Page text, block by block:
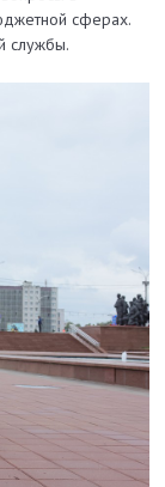
сферах.
службы.